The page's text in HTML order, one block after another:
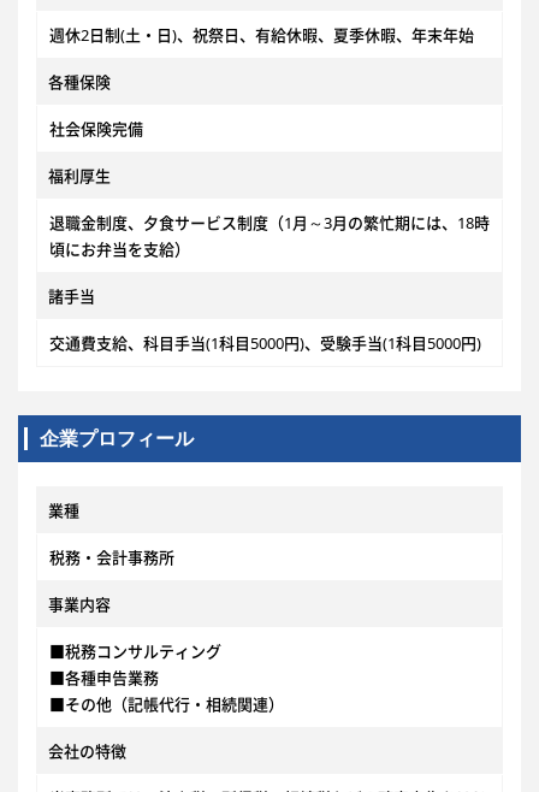
週休2日制(土・日)、祝祭日、有給休暇、夏季休暇、年末年始
各種保険
社会保険完備
福利厚生
退職金制度、夕食サービス制度（1月～3月の繁忙期には、18時
頃にお弁当を支給）
諸手当
交通費支給、科目手当(1科目5000円)、受験手当(1科目5000円)
企業プロフィール
業種
税務・会計事務所
事業内容
■税務コンサルティング
■各種申告業務
■その他（記帳代行・相続関連）
会社の特徴